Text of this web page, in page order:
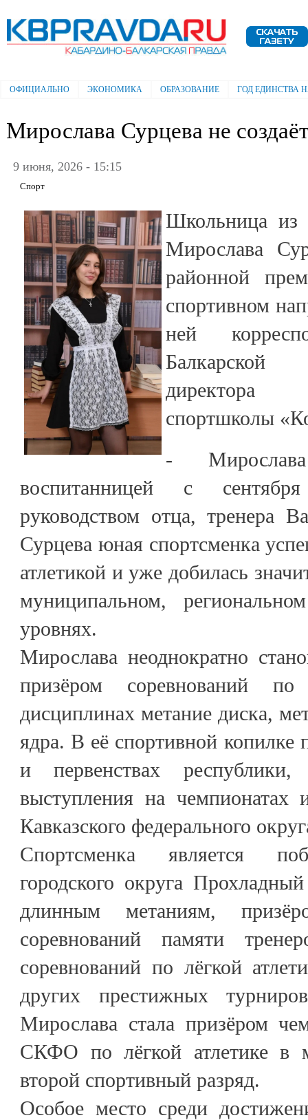
Электронная газета "Кабардино-
Балкарская правда"
Главное меню
ОФИЦИАЛЬНО ЭКОНОМИКА ОБРАЗОВАНИЕ ГОД ЕДИНСТВА
Мирослава Сурцева не
9 июня, 2026 - 15:15
Спорт
Школьница из
Мирослава
районной
спортивном
ней
Балкарской
директора
спортшколы
-
воспитанницей с
руководством отца, тренера
Сурцева юная спортсменка
атлетикой и уже добилась
муниципальном,
уровнях.
Мирослава неоднократно
призёром соревнований
дисциплинах метание диска,
ядра. В её спортивной копилке
и первенствах
выступления на чемпионатах
Кавказского федерального
Спортсменка является
городского округа
длинным метаниям,
соревнований памяти
соревнований по лёгкой
других престижных
Мирослава стала призёром
СКФО по лёгкой атлетике в
второй спортивный разряд.
Особое место среди